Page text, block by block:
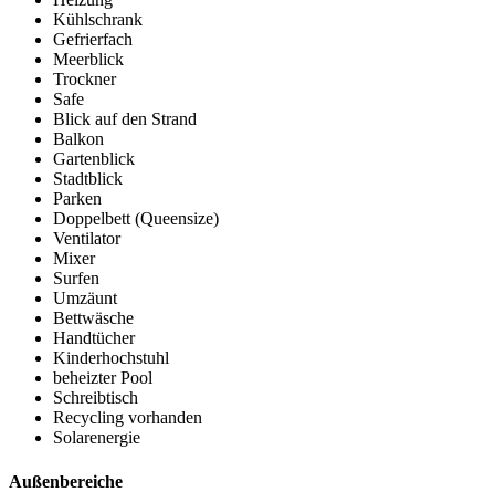
Kühlschrank
Gefrierfach
Meerblick
Trockner
Safe
Blick auf den Strand
Balkon
Gartenblick
Stadtblick
Parken
Doppelbett (Queensize)
Ventilator
Mixer
Surfen
Umzäunt
Bettwäsche
Handtücher
Kinderhochstuhl
beheizter Pool
Schreibtisch
Recycling vorhanden
Solarenergie
Außenbereiche